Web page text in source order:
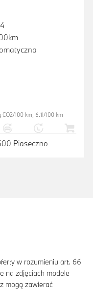
100 km, 6.1l/100 km
Piaseczno
w rozumieniu art. 66
na zdjęciach modele
mogą zawierać